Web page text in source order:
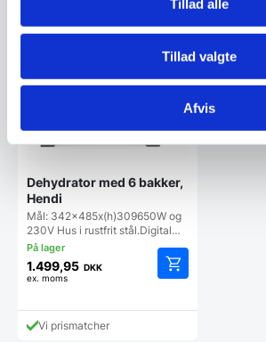
Tillad alle
Tillad valgte
Afvis
er:
Dehydrator med 6 bakker,
Hendi
Mål: 342x485x(h)309650W og
230V Hus i rustfrit stål.Digital…
1.499,95 DKK
ex. moms
Vi prismatcher